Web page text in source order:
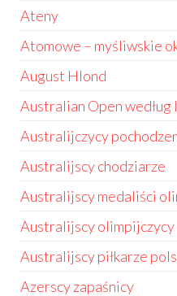
Ateny
Atomowe – myśliwskie
August Hlond
Australian Open według
Australijczycy
Australijscy chodziarze
Australijscy medaliści
Australijscy olimpijczycy
Australijscy piłkarze
Azerscy zapaśnicy